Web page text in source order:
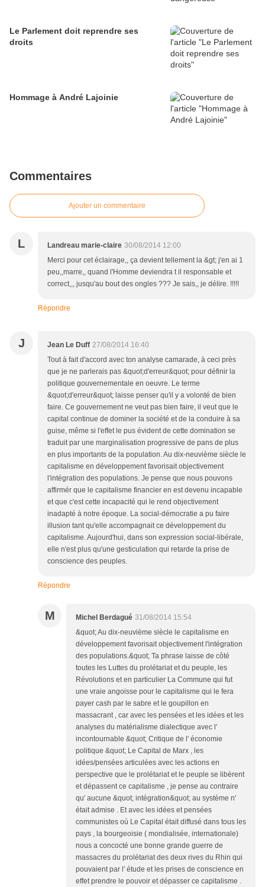
Le Parlement doit reprendre ses
droits
Hommage à André Lajoinie
Commentaires
Ajouter un commentaire
L Landreau marie-claire 30/08/2014 12:00
Merci pour cet éclairage,, ça devient tellement la &gt; j'en ai 1
peu,,marre,, quand l'Homme deviendra t il responsable et
correct,,, jusqu'au bout des ongles ??? Je sais,, je délire. !!!!!
Répondre
J Jean Le Duff 27/08/2014 16:40
Tout à fait d'accord avec ton analyse camarade, à ceci près
que je ne parlerais pas &quot;d'erreur&quot; pour définir la
politique gouvernementale en oeuvre. Le terme
&quot;d'erreur&quot; laisse penser qu'il y a volonté de bien
faire. Ce gouvernement ne veut pas bien faire, il veut que le
capital continue de dominer la société et de la conduire à sa
guise, même si l'effet le pus évident de cette domination se
traduit par une marginalisation progressive de pans de plus
en plus importants de la population. Au dix-neuvième siècle le
capitalisme en développement favorisait objectivement
l'intégration des populations. Je pense que nous pouvons
affirmér que le capitalisme financier en est devenu incapable
et que c'est cette incapacité qui le rend objectivement
inadapté à notre époque. La social-démocratie a pu faire
illusion tant qu'elle accompagnait ce développement du
capitalisme. Aujourd'hui, dans son expression social-libérale,
elle n'est plus qu'une gesticulation qui retarde la prise de
conscience des peuples.
Répondre
M Michel Berdagué 31/08/2014 15:54
&quot; Au dix-neuvième siècle le capitalisme en
développement favorisait objectivement l'intégration
des populations.&quot; Ta phrase laisse de côté
toutes les Luttes du prolétariat et du peuple, les
Révolutions et en particulier La Commune qui fut
une vraie angoisse pour le capitalisme qui le fera
payer cash par le sabre et le goupillon en
massacrant , car avec les pensées et les idées et les
analyses du matérialisme dialectique avec l'
incontournable &quot; Critique de l' économie
politique &quot; Le Capital de Marx , les
idées/pensées articulées avec les actions en
perspective que le prolétariat et le peuple se libèrent
et dépassent ce capitalisme , je pense au contraire
qu' aucune &quot; intégration&quot; au système n'
était admise . Et avec les idées et pensées
communistes où Le Capital était diffusé dans tous les
pays , la bourgeoisie ( mondialisée, internationale)
nous a concocté une bonne grande guerre de
massacres du prolétariat des deux rives du Rhin qui
pouvaient par l' étude et les prises de conscience en
effet prendre le pouvoir et dépasser ce capitalisme .